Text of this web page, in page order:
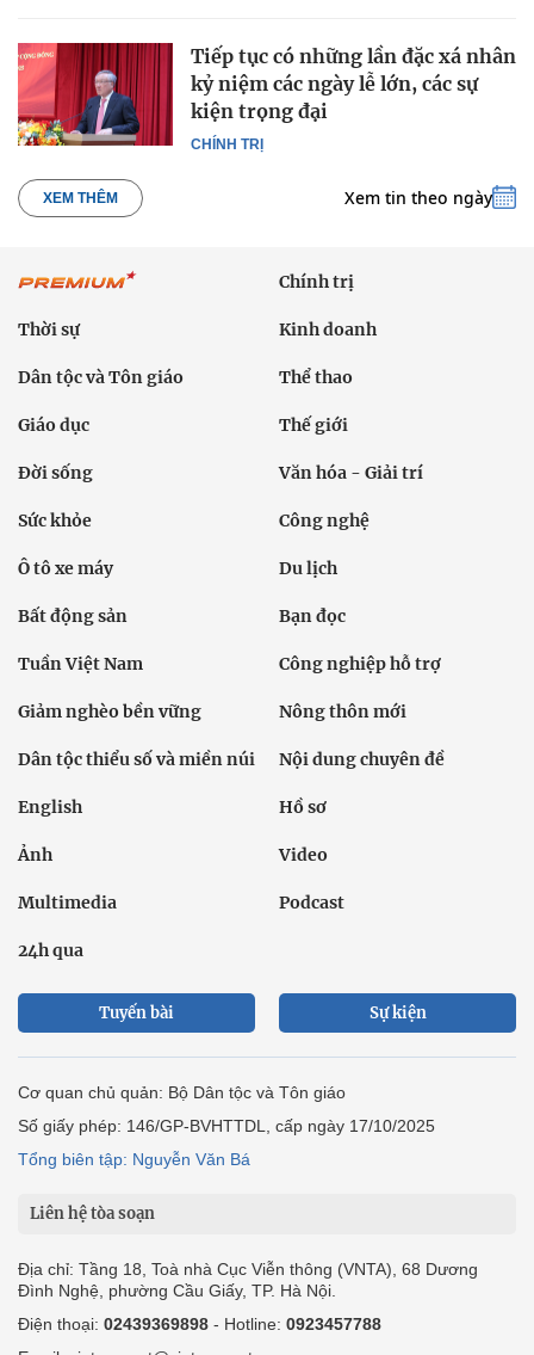
CHÍNH TRỊ
Tiếp tục có những lần đặc xá nhân
kỷ niệm các ngày lễ lớn, các sự
kiện trọng đại
XEM THÊM Xem tin theo ngày
Chính trị
Thời sự Kinh doanh
Dân tộc và Tôn giáo Thể thao
Giáo dục Thế giới
Đời sống Văn hóa - Giải trí
Sức khỏe Công nghệ
Ô tô xe máy Du lịch
Bất động sản Bạn đọc
Tuần Việt Nam Công nghiệp hỗ trợ
Giảm nghèo bền vững Nông thôn mới
Dân tộc thiểu số và miền núi Nội dung chuyên đề
English Hồ sơ
Ảnh Video
Multimedia Podcast
24h qua
Tuyến bài Sự kiện
Cơ quan chủ quản: Bộ Dân tộc và Tôn giáo
Số giấy phép: 146/GP-BVHTTDL, cấp ngày 17/10/2025
Tổng biên tập: Nguyễn Văn Bá
Liên hệ tòa soạn
Địa chỉ: Tầng 18, Toà nhà Cục Viễn thông (VNTA), 68 Dương
Đình Nghệ, phường Cầu Giấy, TP. Hà Nội.
Điện thoại: 02439369898 - Hotline: 0923457788